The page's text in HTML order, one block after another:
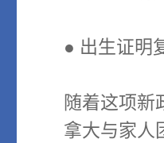
● 出生证明
随着这项新
拿大与家人